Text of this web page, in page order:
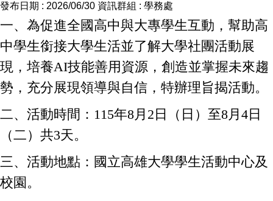
發布日期 : 2026/06/30 資訊群組 : 學務處
一、為促進全國高中與大專學生互動，幫助高
中學生銜接大學生活並了解大學社團活動展
現，培養AI技能善用資源，創造並掌握未來趨
勢，充分展現領導與自信，特辦理旨揭活動。
二、活動時間：115年8月2日（日）至8月4日
（二）共3天。
三、活動地點：國立高雄大學學生活動中心及
校園。